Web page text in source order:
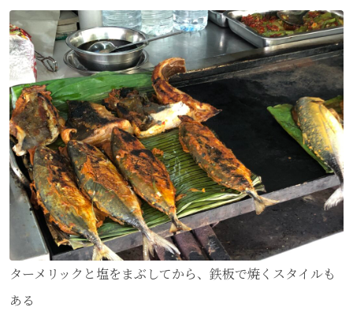
ターメリックと塩をまぶしてから、鉄板で焼くスタイルも
ある